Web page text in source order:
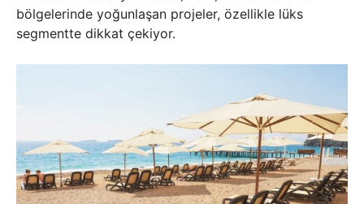
bölgelerinde yoğunlaşan projeler, özellikle lüks
segmentte dikkat çekiyor.